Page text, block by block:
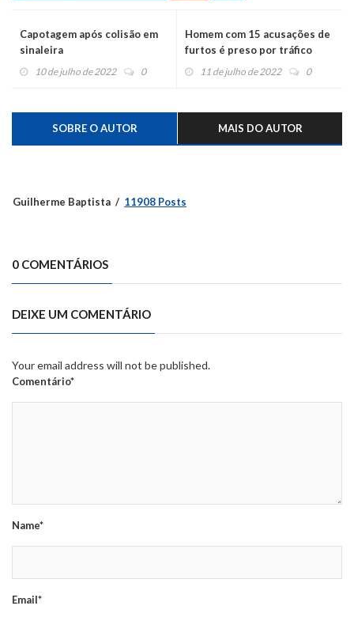
Capotagem após colisão em
sinaleira
10 de julho de 2022 0
Homem com 15 acusações de
furtos é preso por tráfico
11 de julho de 2022 0
SOBRE O AUTOR MAIS DO AUTOR
Guilherme Baptista 11908 Posts
0 COMENTÁRIOS
DEIXE UM COMENTÁRIO
Your email address will not be published.
Comentário*
Name*
Email*